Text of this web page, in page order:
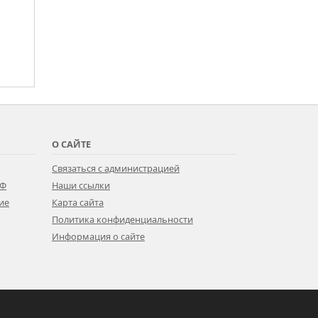
О САЙТЕ
Связаться с администрацией
Наши ссылки
Карта сайта
Политика конфиденциальности
Информация о сайте